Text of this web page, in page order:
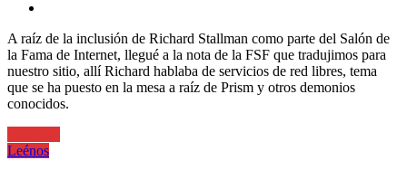
A raíz de la inclusión de Richard Stallman como parte del Salón de
la Fama de Internet, llegué a la nota de la FSF que tradujimos para
nuestro sitio, allí Richard hablaba de servicios de red libres, tema
que se ha puesto en la mesa a raíz de Prism y otros demonios
conocidos.
Leénos